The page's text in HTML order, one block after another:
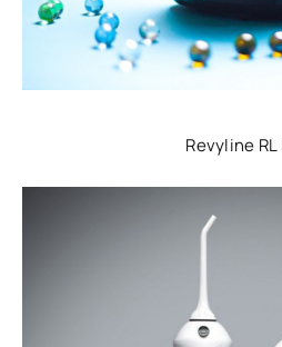
Revyline RL